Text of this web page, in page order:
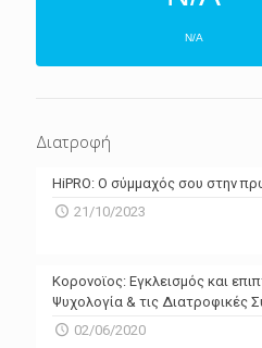
N/A
N/A
Powered by Forecast.io
Διατροφή
HiPRO: Ο σύμμαχός σου στην
21/10/2023
Κορονοϊος: Εγκλεισμός και
Ψυχολογία & τις Διατροφικές
02/06/2020